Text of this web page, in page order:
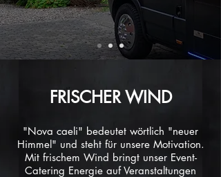
FRISCHER WIND
"Nova caeli" bedeutet wörtlich "neuer
Himmel" und steht für unsere Motivation.
Mit frischem Wind bringt unser Event-
Catering Energie auf Veranstaltungen